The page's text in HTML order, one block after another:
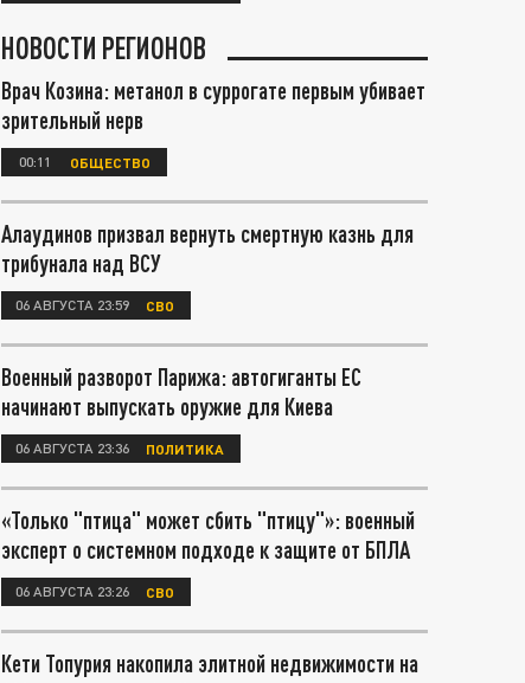
НОВОСТИ РЕГИОНОВ
Врач Козина: метанол в суррогате первым убивает
зрительный нерв
00:11 ОБЩЕСТВО
Алаудинов призвал вернуть смертную казнь для
трибунала над ВСУ
06 АВГУСТА 23:59 СВО
Военный разворот Парижа: автогиганты ЕС
начинают выпускать оружие для Киева
06 АВГУСТА 23:36 ПОЛИТИКА
«Только "птица" может сбить "птицу"»: военный
эксперт о системном подходе к защите от БПЛА
06 АВГУСТА 23:26 СВО
Кети Топурия накопила элитной недвижимости на